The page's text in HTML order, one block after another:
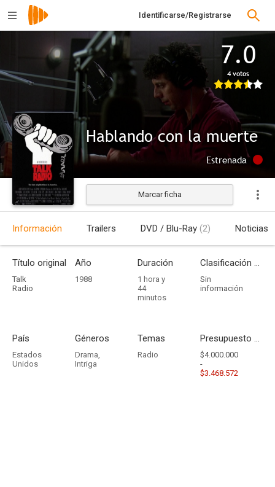
Identificarse/Registrarse
7.0
4 votos
Hablando con la muerte
Estrenada
Marcar ficha
Información Trailers DVD / Blu-Ray (2) Noticias
Título original
Talk
Radio
Año
1988
Duración
1 hora y
44
minutos
Clasificación por edades
Sin
información
País
Estados
Unidos
Géneros
Drama,
Intriga
Temas
Radio
Presupuesto - Ingresos
$4.000.000
-
$3.468.572